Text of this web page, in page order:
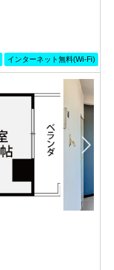
インターネット無料(Wi-Fi)